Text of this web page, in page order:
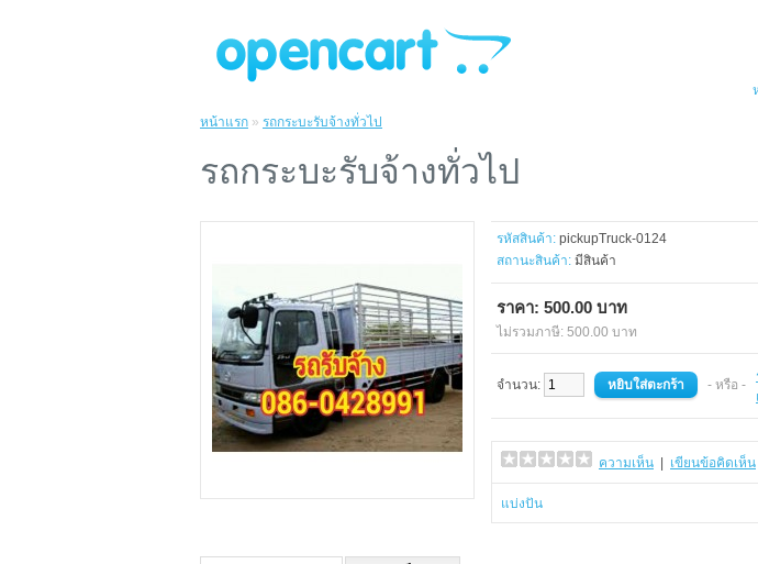
หน้าแรก » รถกระบะรับจ้างทั่วไป
รถกระบะรับจ้างทั่วไป
รหัสสินค้า: pickupTruck-0124
สถานะสินค้า: มีสินค้า
ราคา: 500.00 บาท
ไม่รวมภาษี: 500.00 บาท
จำนวน: - หรือ -
ความเห็น เขียนข้อคิดเห็น
แบ่งปัน